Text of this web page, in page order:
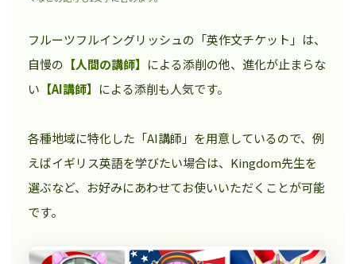
フルーツフルイングリッシュの「英作文チケット」は、
自慢の 【人間の講師】 による添削の他、進化が止まらな
い 【AI講師】 による添削も人気です。
各種地域に特化した「AI講師」を用意しているので、例
えばイギリス英語を学びたい場合は、Kingdom先生を
選ぶなど、お好みにあわせてお使いいただくことが可能
です。